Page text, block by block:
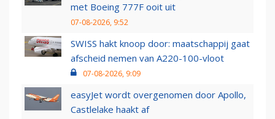
met Boeing 777F ooit uit
07-08-2026, 9:52
SWISS hakt knoop door: maatschappij gaat
afscheid nemen van A220-100-vloot
07-08-2026, 9:09
easyJet wordt overgenomen door Apollo,
Castlelake haakt af